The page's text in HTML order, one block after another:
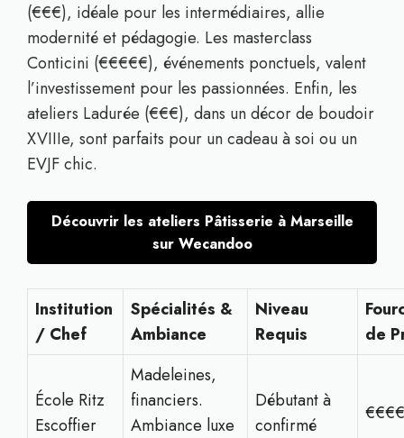
(€€€), idéale pour les intermédiaires, allie
modernité et pédagogie. Les masterclass
Conticini (€€€€€), événements ponctuels, valent
l’investissement pour les passionnées. Enfin, les
ateliers Ladurée (€€€), dans un décor de boudoir
XVIIIe, sont parfaits pour un cadeau à soi ou un
EVJF chic.
Découvrir les ateliers Pâtisserie à Marseille
sur Wecandoo
Institution
/ Chef
Spécialités &
Ambiance
Niveau
Requis
de
École Ritz
Escoffier
Madeleines,
financiers.
Ambiance luxe
Débutant à
confirmé
€€€€